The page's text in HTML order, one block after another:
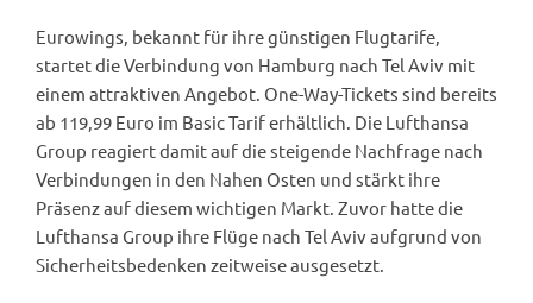
Eurowings, bekannt für ihre günstigen Flugtarife,
startet die Verbindung von Hamburg nach Tel Aviv mit
einem attraktiven Angebot. One-Way-Tickets sind bereits
ab 119,99 Euro im Basic Tarif erhältlich. Die Lufthansa
Group reagiert damit auf die steigende Nachfrage nach
Verbindungen in den Nahen Osten und stärkt ihre
Präsenz auf diesem wichtigen Markt. Zuvor hatte die
Lufthansa Group ihre Flüge nach Tel Aviv aufgrund von
Sicherheitsbedenken zeitweise ausgesetzt.